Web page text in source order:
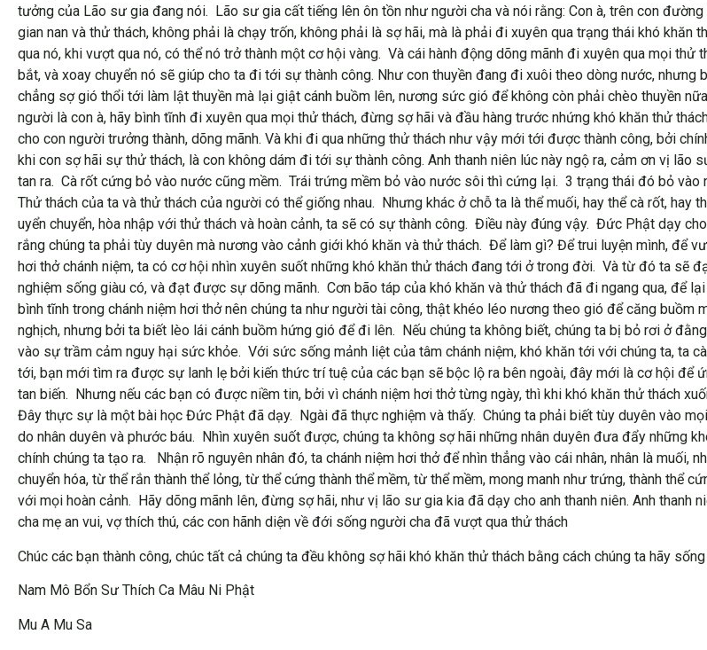
tưởng của Lão sư gia đang nói. Lão sư gia cất tiếng lên ôn tồn như người cha và nói rằng: Con à, trên con
gian nan và thử thách, không phải là chạy trốn, không phải là sợ hãi, mà là phải đi xuyên qua trạng thái khó
qua nó, khi vượt qua nó, có thể nó trở thành một cơ hội vàng. Và cái hành động dõng mãnh đi xuyên qua mọi
bắt, và xoay chuyển nó sẽ giúp cho ta đi tới sự thành công. Như con thuyền đang đi xuôi theo dòng nước,
chẳng sợ gió thổi tới làm lật thuyền mà lại giật cánh buồm lên, nương sức gió để không còn phải chèo thuyền
người là con à, hãy bình tĩnh đi xuyên qua mọi thử thách, đừng sợ hãi và đầu hàng trước nhứng khó khăn thử
cho con người trưởng thành, dõng mãnh. Và khi đi qua những thử thách như vậy mới tới được thành công, bởi
khi con sợ hãi sự thử thách, là con không dám đi tới sự thành công. Anh thanh niên lúc này ngộ ra, cảm ơn vị
tan ra. Cà rốt cứng bỏ vào nước cũng mềm. Trái trứng mềm bỏ vào nước sôi thì cứng lại. 3 trạng thái đó bỏ vào
Thử thách của ta và thử thách của người có thể giống nhau. Nhưng khác ở chỗ ta là thể muối, hay thể cà rốt, hay
uyển chuyển, hòa nhập với thử thách và hoàn cảnh, ta sẽ có sự thành công. Điều này đúng vậy. Đức Phật dạy
rắng chúng ta phải tùy duyên mà nương vào cảnh giới khó khăn và thử thách. Để làm gì? Để trui luyện mình, để
hơi thở chánh niệm, ta có cơ hội nhìn xuyên suốt những khó khăn thử thách đang tới ở trong đời. Và từ đó ta sẽ
nghiệm sống giàu có, và đạt được sự dõng mãnh. Cơn bão táp của khó khăn và thử thách đã đi ngang qua, để
bình tĩnh trong chánh niệm hơi thở nên chúng ta như người tài công, thật khéo léo nương theo gió để căng
nghịch, nhưng bởi ta biết lèo lái cánh buồm hứng gió để đi lên. Nếu chúng ta không biết, chúng ta bị bỏ rơi ở
vào sự trầm cảm nguy hại sức khỏe. Với sức sống mảnh liệt của tâm chánh niệm, khó khăn tới với chúng ta, ta
tới, bạn mới tìm ra được sự lanh lẹ bởi kiến thức trí tuệ của các bạn sẽ bộc lộ ra bên ngoài, đây mới là cơ hội để
tan biến. Nhưng nếu các bạn có được niềm tin, bởi vì chánh niệm hơi thở từng ngày, thì khi khó khăn thử thách
Đây thực sự là một bài học Đức Phật đã dạy. Ngài đã thực nghiệm và thấy. Chúng ta phải biết tùy duyên vào
do nhân duyên và phước báu. Nhìn xuyên suốt được, chúng ta không sợ hãi những nhân duyên đưa đẩy những
chính chúng ta tạo ra. Nhận rõ nguyên nhân đó, ta chánh niệm hơi thở để nhìn thẳng vào cái nhân, nhân là muối,
chuyển hóa, từ thể rắn thành thể lỏng, từ thể cứng thành thể mềm, từ thể mềm, mong manh như trứng, thành thể
với mọi hoàn cảnh. Hãy dõng mãnh lên, đừng sợ hãi, như vị lão sư gia kia đã dạy cho anh thanh niên. Anh
cha mẹ an vui, vợ thích thú, các con hãnh diện về đới sống người cha đã vượt qua thử thách
Chúc các bạn thành công, chúc tất cả chúng ta đều không sợ hãi khó khăn thử thách bằng cách chúng ta hãy
Nam Mô Bổn Sư Thích Ca Mâu Ni Phật
Mu A Mu Sa